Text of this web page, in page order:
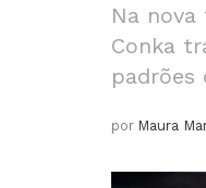
Na
Conka
padrões
por Maura